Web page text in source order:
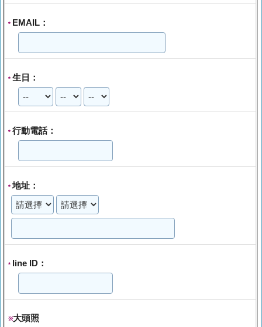
* EMAIL：
* 生日：
* 行動電話：
*地址：
* line ID：
※大頭照